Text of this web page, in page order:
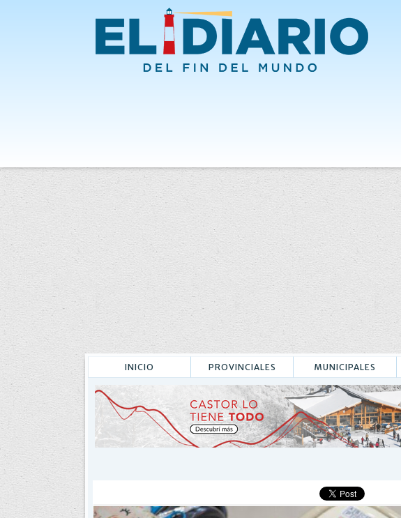
INICIO PROVINCIALES MUNICIPALES